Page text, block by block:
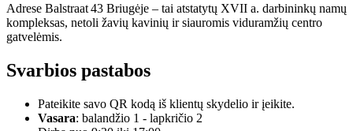
Adrese Balstraat 43 Briugėje – tai atstatytų XVII a. darbininkų namų
kompleksas, netoli žavių kavinių ir siauromis viduramžių centro
gatvelėmis.
Svarbios pastabos
Pateikite savo QR kodą iš klientų skydelio ir įeikite.
Vasara: balandžio 1 - lapkričio 2